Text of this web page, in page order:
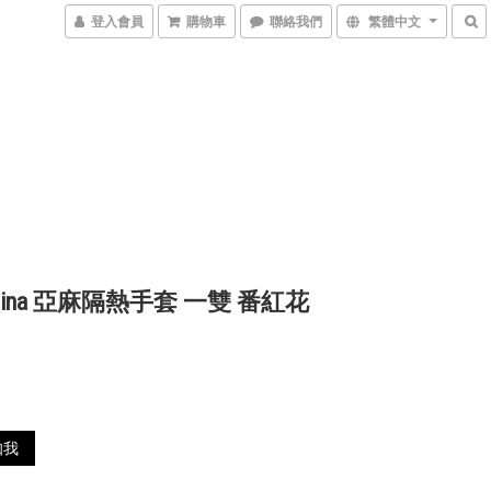
登入會員 購物車 聯絡我們 繁體中文
亞麻隔熱手套 一雙 番紅花
我